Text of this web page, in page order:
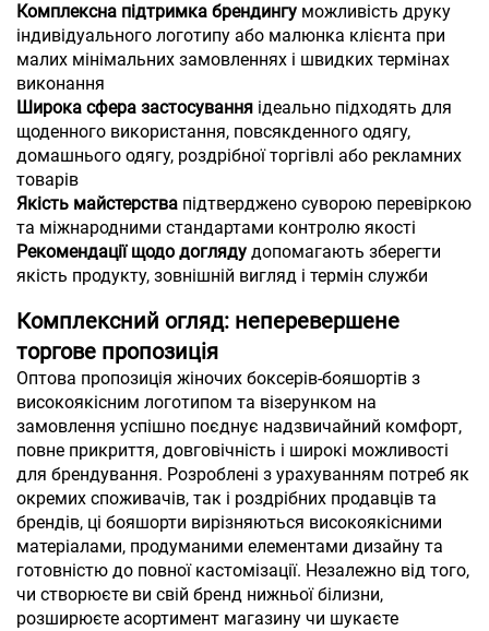
Комплексна підтримка брендингу можливість друку
індивідуального логотипу або малюнка клієнта при
малих мінімальних замовленнях і швидких термінах
виконання
Широка сфера застосування ідеально підходять для
щоденного використання, повсякденного одягу,
домашнього одягу, роздрібної торгівлі або рекламних
товарів
Якість майстерства підтверджено суворою перевіркою
та міжнародними стандартами контролю якості
Рекомендації щодо догляду допомагають зберегти
якість продукту, зовнішній вигляд і термін служби
Комплексний огляд: неперевершене
торгове пропозиція
Оптова пропозиція жіночих боксерів-бояшортів з
високоякісним логотипом та візерунком на
замовлення успішно поєднує надзвичайний комфорт,
повне прикриття, довговічність і широкі можливості
для брендування. Розроблені з урахуванням потреб як
окремих споживачів, так і роздрібних продавців та
брендів, ці бояшорти вирізняються високоякісними
матеріалами, продуманими елементами дизайну та
готовністю до повної кастомізації. Незалежно від того,
чи створюєте ви свій бренд нижньої білизни,
розширюєте асортимент магазину чи шукаєте